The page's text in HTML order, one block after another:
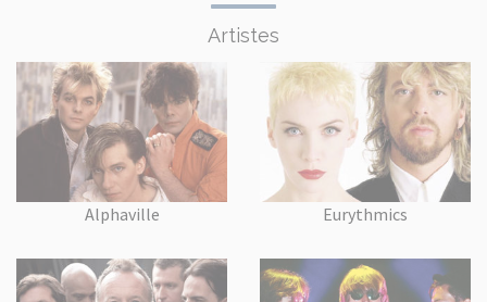
Artistes
Alphaville Eurythmics